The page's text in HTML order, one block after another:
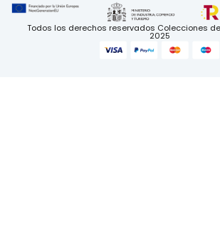
Todos los derechos reservados Colecciones
2025